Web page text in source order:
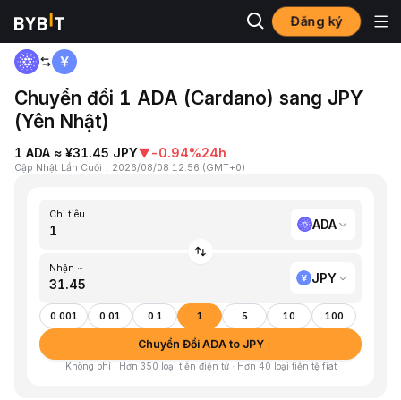
Đăng ký
Trang chủ
Chuyển đổi 1 ADA (Cardano) sang JPY
(Yên Nhật)
1 ADA ≈ ¥31.45 JPY▼-0.94%24h
Cập Nhật Lần Cuối ： 2026/08/08 12:56 (GMT+0)
Chi tiêu
ADA
Nhận ~
JPY
0.001 0.01 0.1 1 5 10 100
Chuyển Đổi ADA to JPY
Không phí · Hơn 350 loại tiền điện tử · Hơn 40 loại tiền tệ fiat